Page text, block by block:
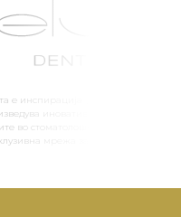
е инспирација „think thank“ и е
иновативни систематски
во стоматолошката индустрија и
мрежа за дистрибуција на